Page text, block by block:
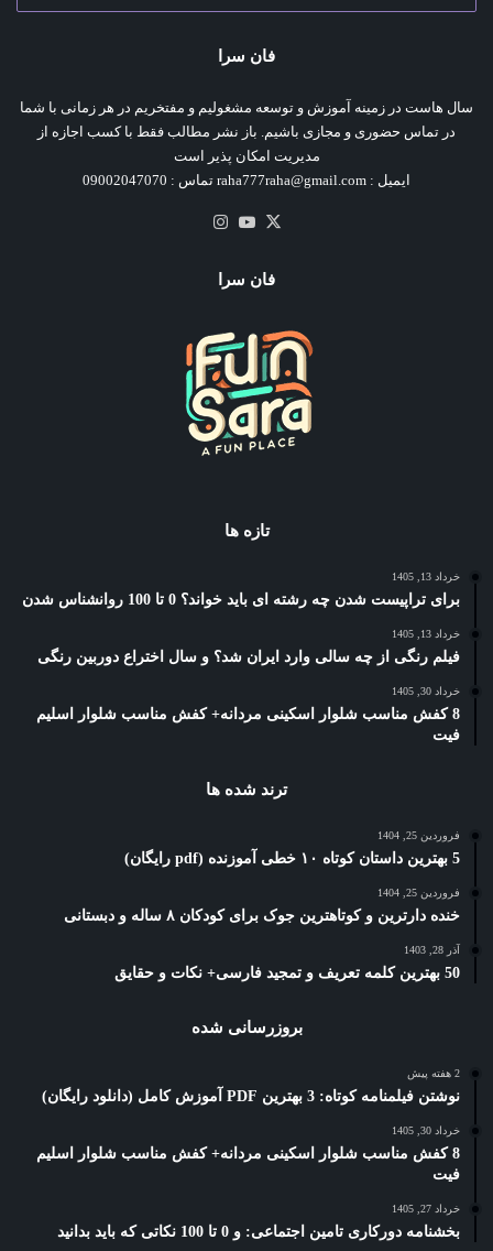
فان سرا
سال هاست در زمینه آموزش و توسعه مشغولیم و مفتخریم در هر زمانی با شما
در تماس حضوری و مجازی باشیم. باز نشر مطالب فقط با کسب اجازه از
مدیریت امکان پذیر است
ایمیل : raha777raha@gmail.com تماس : 09002047070
X یوتیوب
فان سرا
تازه ها
خرداد 13, 1405
برای تراپیست شدن چه رشته ای باید خواند؟ 0 تا 100 روانشناس شدن
خرداد 13, 1405
فیلم رنگی از چه سالی وارد ایران شد؟ و سال اختراع دوربین رنگی
خرداد 30, 1405
8 کفش مناسب شلوار اسکینی مردانه+ کفش مناسب شلوار اسلیم
فیت
ترند شده ها
فروردین 25, 1404
5 بهترین داستان کوتاه ۱۰ خطی آموزنده (pdf رایگان)
فروردین 25, 1404
خنده دارترین و کوتاهترین جوک برای کودکان ۸ ساله و دبستانی
آذر 28, 1403
50 بهترین کلمه تعریف و تمجید فارسی+ نکات و حقایق
بروزرسانی شده
2 هفته پیش
نوشتن فیلمنامه کوتاه: 3 بهترین PDF آموزش کامل (دانلود رایگان)
خرداد 30, 1405
8 کفش مناسب شلوار اسکینی مردانه+ کفش مناسب شلوار اسلیم
فیت
خرداد 27, 1405
بخشنامه دورکاری تامین اجتماعی: و 0 تا 100 نکاتی که باید بدانید